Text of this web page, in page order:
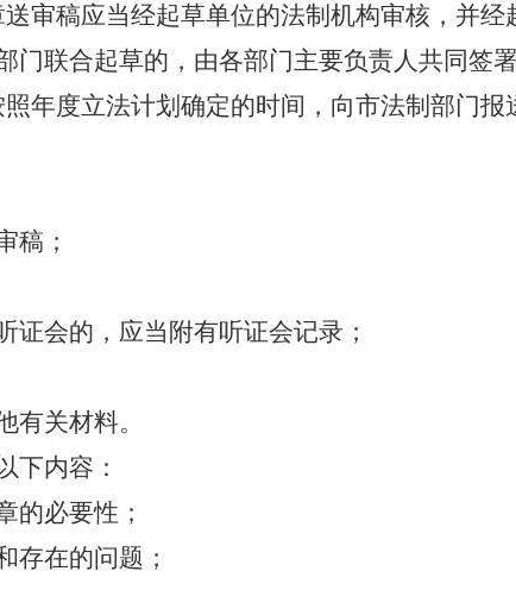
审稿应当经起草单位的法制机构审核，并
门联合起草的，由各部门主要负责人共同签署
年度立法计划确定的时间，向市法制部门
稿；
证会的，应当附有听证会记录；
有关材料。
下内容：
的必要性；
存在的问题；